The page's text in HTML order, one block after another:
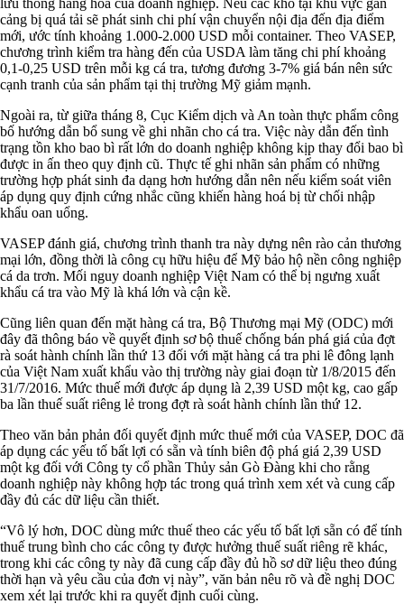
cảng bị quá tải sẽ phát sinh chi phí vận chuyển nội địa đến địa điểm
mới, ước tính khoảng 1.000-2.000 USD mỗi container. Theo VASEP,
chương trình kiểm tra hàng đến của USDA làm tăng chi phí khoảng
0,1-0,25 USD trên mỗi kg cá tra, tương đương 3-7% giá bán nên sức
cạnh tranh của sản phẩm tại thị trường Mỹ giảm mạnh.
Ngoài ra, từ giữa tháng 8, Cục Kiểm dịch và An toàn thực phẩm công
bố hướng dẫn bổ sung về ghi nhãn cho cá tra. Việc này dẫn đến tình
trạng tồn kho bao bì rất lớn do doanh nghiệp không kịp thay đổi bao bì
được in ấn theo quy định cũ. Thực tế ghi nhãn sản phẩm có những
trường hợp phát sinh đa dạng hơn hướng dẫn nên nếu kiểm soát viên
áp dụng quy định cứng nhắc cũng khiến hàng hoá bị từ chối nhập
khẩu oan uổng.
VASEP đánh giá, chương trình thanh tra này dựng nên rào cản thương
mại lớn, đồng thời là công cụ hữu hiệu để Mỹ bảo hộ nền công nghiệp
cá da trơn. Mối nguy doanh nghiệp Việt Nam có thể bị ngưng xuất
khẩu cá tra vào Mỹ là khá lớn và cận kề.
Cũng liên quan đến mặt hàng cá tra, Bộ Thương mại Mỹ (ODC) mới
đây đã thông báo về quyết định sơ bộ thuế chống bán phá giá của đợt
rà soát hành chính lần thứ 13 đối với mặt hàng cá tra phi lê đông lạnh
của Việt Nam xuất khẩu vào thị trường này giai đoạn từ 1/8/2015 đến
31/7/2016. Mức thuế mới được áp dụng là 2,39 USD một kg, cao gấp
ba lần thuế suất riêng lẻ trong đợt rà soát hành chính lần thứ 12.
Theo văn bản phản đối quyết định mức thuế mới của VASEP, DOC đã
áp dụng các yếu tố bất lợi có sẵn và tính biên độ phá giá 2,39 USD
một kg đối với Công ty cổ phần Thủy sản Gò Đàng khi cho rằng
doanh nghiệp này không hợp tác trong quá trình xem xét và cung cấp
đầy đủ các dữ liệu cần thiết.
“Vô lý hơn, DOC dùng mức thuế theo các yếu tố bất lợi sẵn có để tính
thuế trung bình cho các công ty được hưởng thuế suất riêng rẽ khác,
trong khi các công ty này đã cung cấp đầy đủ hồ sơ dữ liệu theo đúng
thời hạn và yêu cầu của đơn vị này”, văn bản nêu rõ và đề nghị DOC
xem xét lại trước khi ra quyết định cuối cùng.